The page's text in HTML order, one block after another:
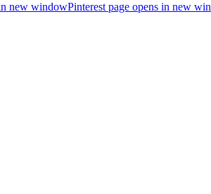
new windowPinterest page opens in new